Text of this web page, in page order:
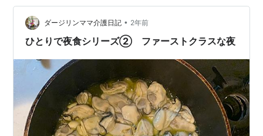
す。セラ・ド・ピラール修道院からベイラ・リオ市場の
前までの空中散歩。 片道7ERU・往復10EURします。人
気…
ダージリンママ介護日記 • 2年前
ひとりで夜食シリーズ② ファーストクラスな夜